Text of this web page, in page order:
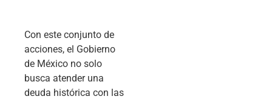
Con este conjunto de
acciones, el Gobierno
de México no solo
busca atender una
deuda histórica con las